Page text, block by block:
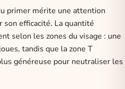
primer mérite une attention
efficacité. La quantité
selon les zones du visage : une
tandis que la zone T
généreuse pour neutraliser les